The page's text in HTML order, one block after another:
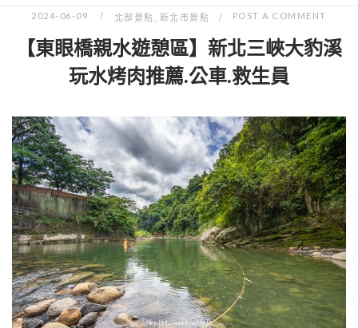
2024-06-09 北部景點 新北市景點 POST A COMMENT
【東眼橋親水遊憩區】新北三峽大豹溪
玩水烤肉推薦.公車.救生員